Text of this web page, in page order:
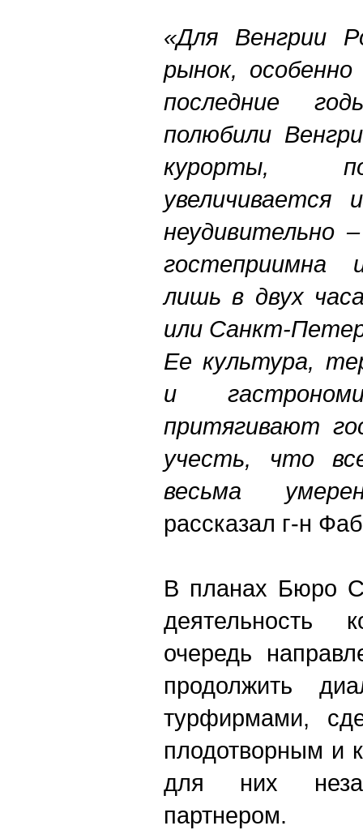
«Для Венгрии
рынок,
последние
полюбили
курорты,
неудивительно
гостеприимна
лишь в двух
или Санкт-
Ее культура,
и
притягивают
учесть, что
весьма
рассказал г-н
В планах Бюро
деятельность
очередь
продолжить
турфирмами,
плодотворным и
для них
партнером.